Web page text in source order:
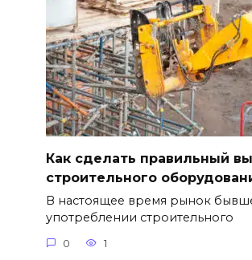
Как сделать правильный
строительного
В настоящее время рынок
употреблении строительного
0 1